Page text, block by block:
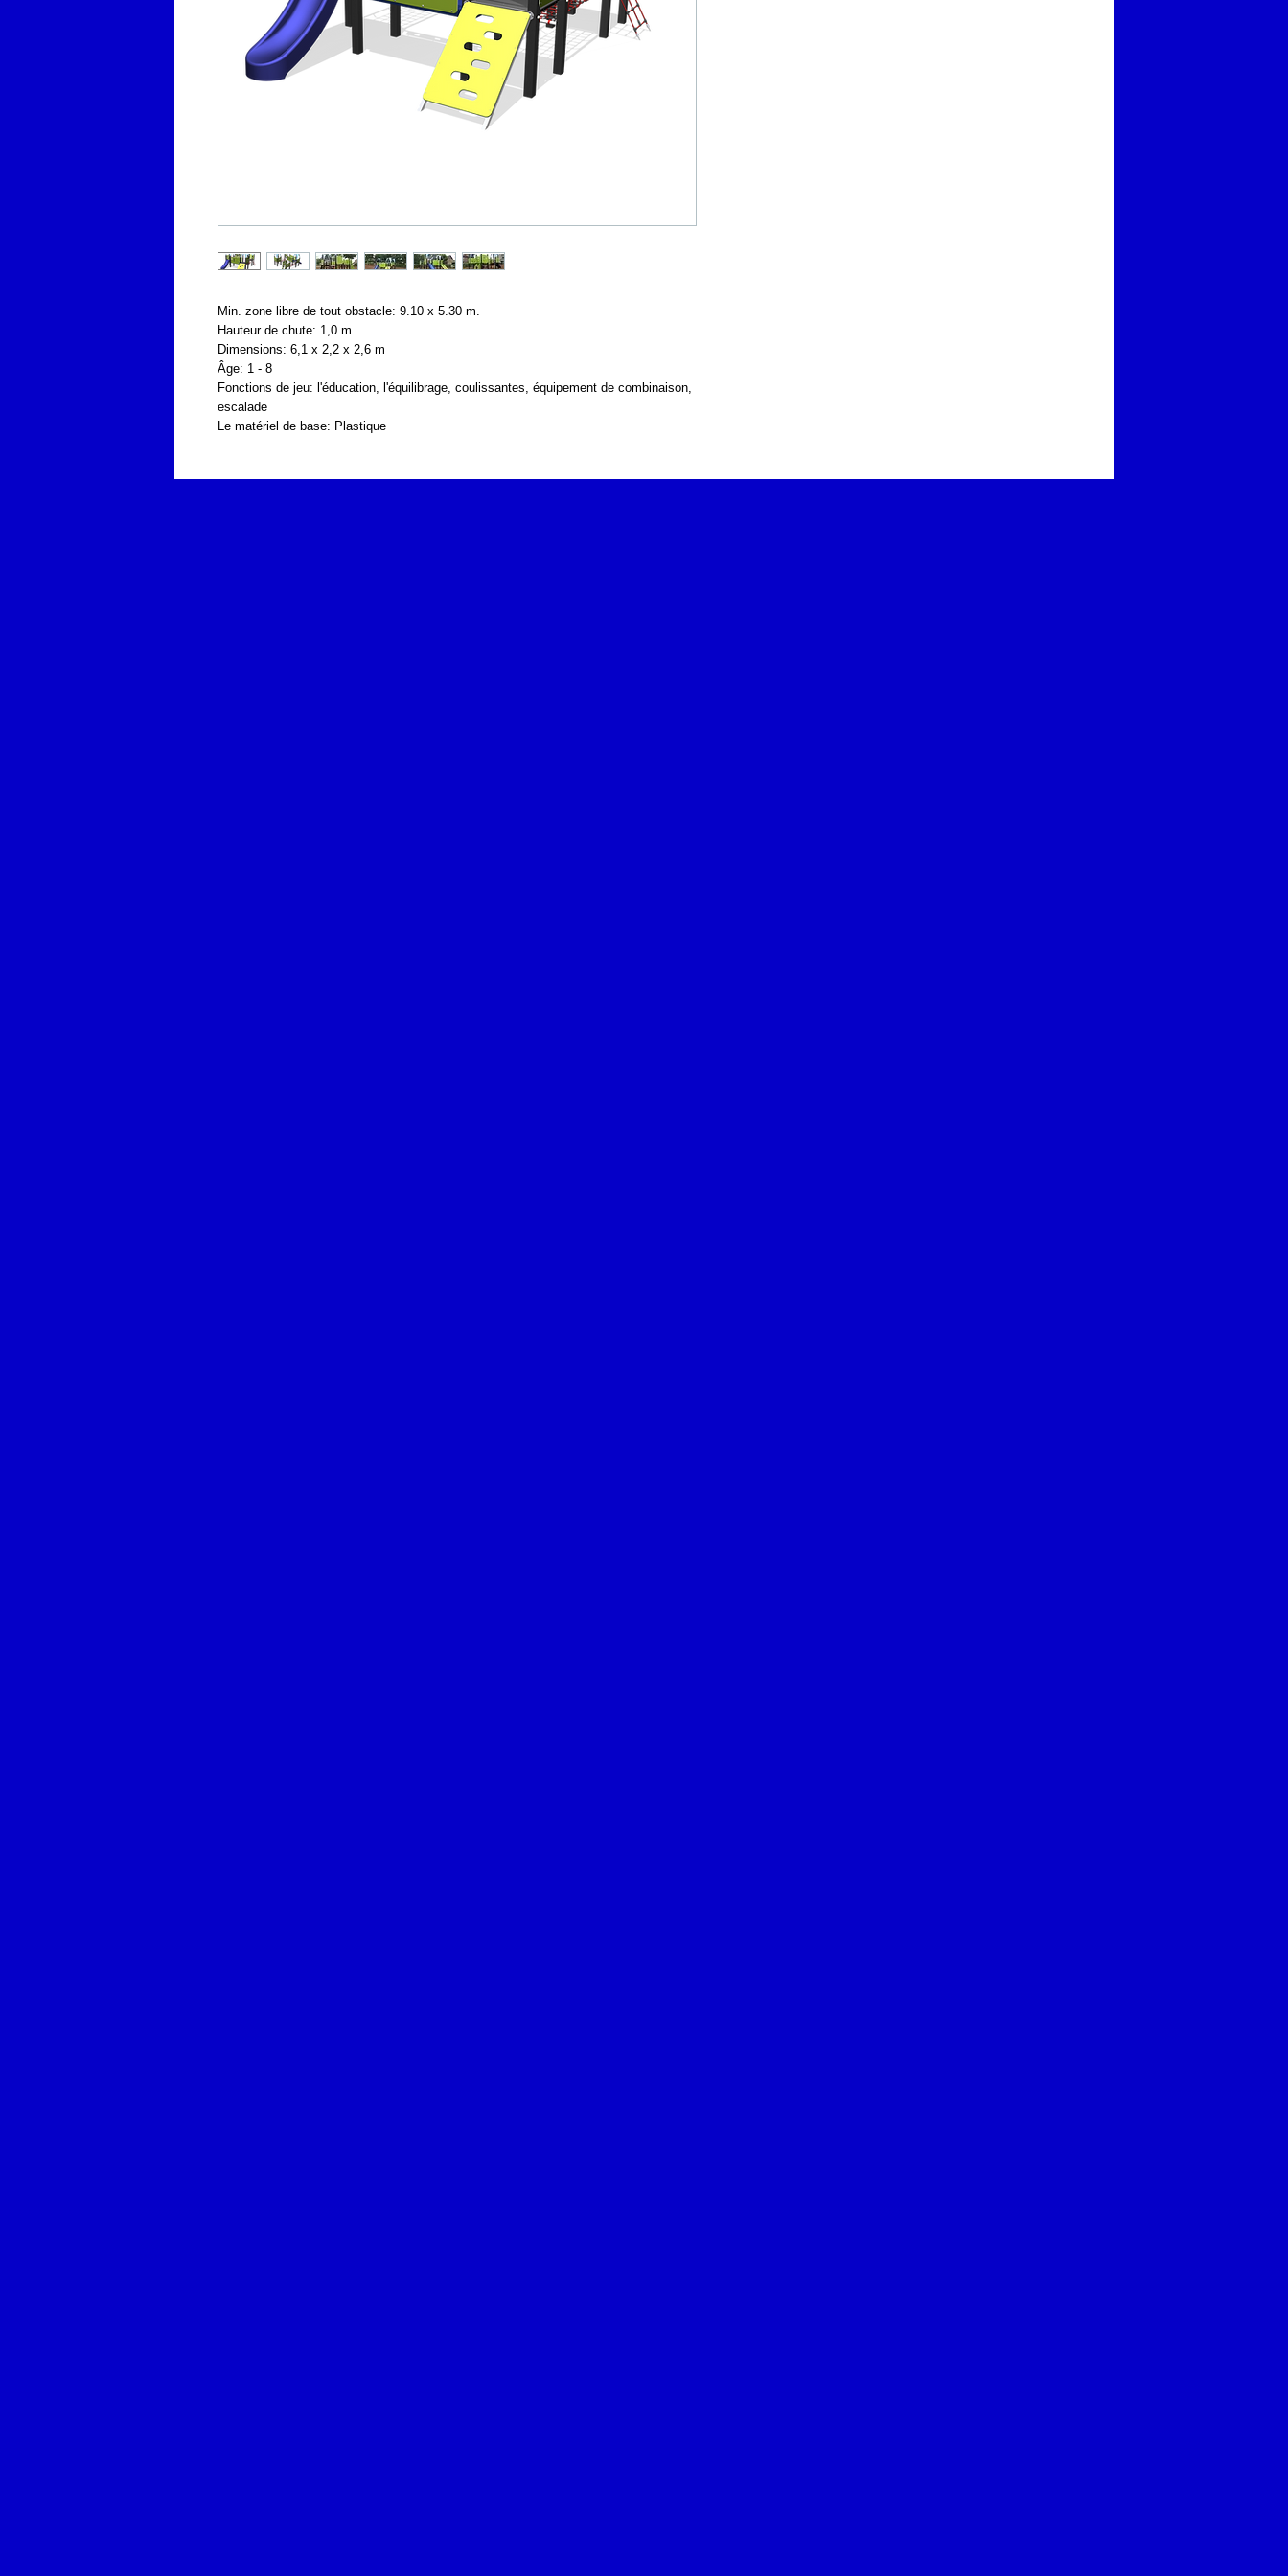
Min. zone libre de tout obstacle: 9.10 x 5.30 m.
Hauteur de chute: 1,0 m
Dimensions: 6,1 x 2,2 x 2,6 m
Âge: 1 - 8
Fonctions de jeu: l'éducation, l'équilibrage, coulissantes, équipement de combinaison,
escalade
Le matériel de base: Plastique